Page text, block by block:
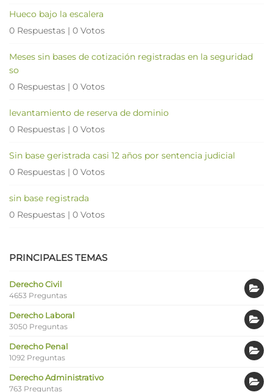
Hueco bajo la escalera
0 Respuestas | 0 Votos
Meses sin bases de cotización registradas en la seguridad
so
0 Respuestas | 0 Votos
levantamiento de reserva de dominio
0 Respuestas | 0 Votos
Sin base geristrada casi 12 años por sentencia judicial
0 Respuestas | 0 Votos
sin base registrada
0 Respuestas | 0 Votos
PRINCIPALES TEMAS
Derecho Civil
4653 Preguntas
Derecho Laboral
3050 Preguntas
Derecho Penal
1092 Preguntas
Derecho Administrativo
763 Preguntas